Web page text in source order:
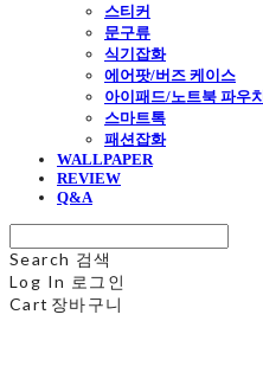
스티커
문구류
식기잡화
에어팟/버즈 케이스
아이패드/노트북 파우치
스마트톡
패션잡화
WALLPAPER
REVIEW
Q&A
Search 검색
Log In 로그인
Cart 장바구니